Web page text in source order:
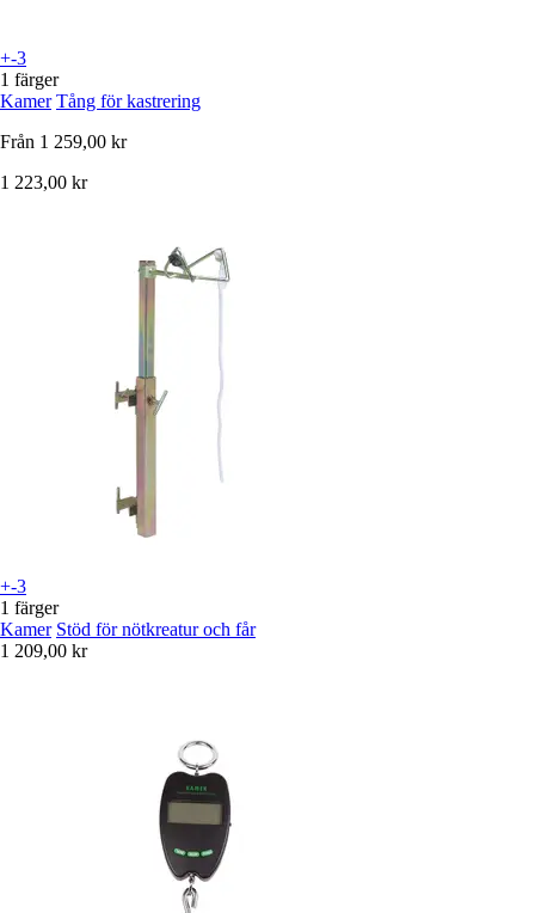
+-3
1 färger
Kamer Tång för kastrering
Från 1 259,00 kr
1 223,00 kr
+-3
1 färger
Kamer Stöd för nötkreatur och får
1 209,00 kr